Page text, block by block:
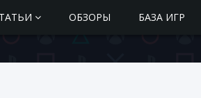
ОБЗОРЫ БАЗА ИГР